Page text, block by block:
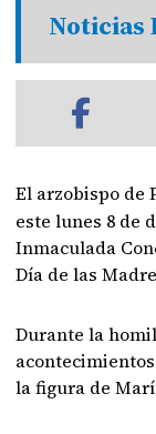
Noticias
El arzobispo de
este lunes 8 de
Inmaculada
Día de las
Durante la
la figura de